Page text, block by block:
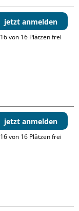
jetzt anmelden
16 von 16 Plätzen frei
jetzt anmelden
16 von 16 Plätzen frei